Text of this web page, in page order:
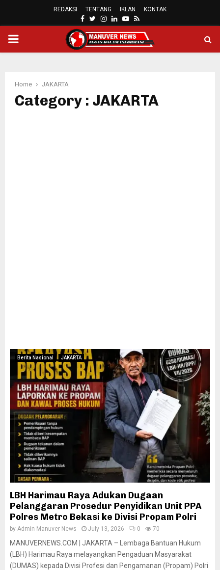
REDAKSI TENTANG IKLAN KONTAK
FACEBOOK
TWITTER
INSTAGRAM
LINKEDINYOUTUBE
RSS
PRIMARY
Home JAKARTA
Category : JAKARTA
Berita Nasional JAKARTA
LBH Harimau Raya Adukan Dugaan
Pelanggaran Prosedur Penyidikan Unit PPA
Polres Metro Bekasi ke Divisi Propam Polri
by Admin Manuver News July 13, 2026 0 70
MANUVERNEWS.COM | JAKARTA – Lembaga Bantuan Hukum
(LBH) Harimau Raya melayangkan Pengaduan Masyarakat
(DUMAS) kepada Divisi Profesi dan Pengamanan (Propam) Polri